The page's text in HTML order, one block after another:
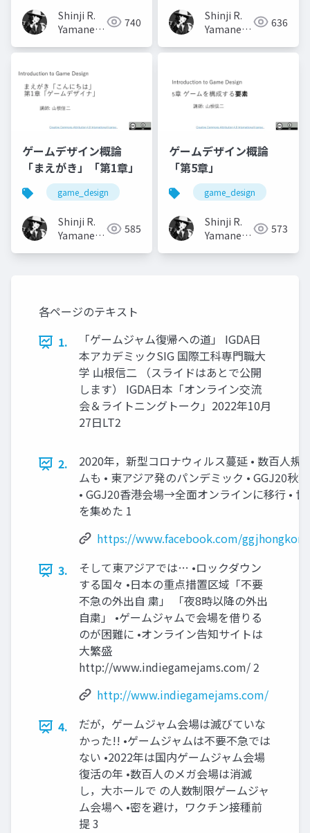
Shinji R.
Yamane
740
Shinji R.
Yamane
636
ゲームデザイン概論
「まえがき」「第1章」
game_design
Shinji R.
Yamane
585
ゲームデザイン概論
「第5章」
game_design
Shinji R.
Yamane
573
各ページのテキスト
1.
「ゲームジャム復帰への道」 IGDA日
本アカデミックSIG 国際工科専門職大
学 山根信二 （スライドはあとで公開
します） IGDA日本「オンライン交流
会＆ライトニングトーク」2022年10月
27日LT2
2.
2020年，新型コロナウィルス蔓延 • 数百人規
ムも • 東アジア発のパンデミック • GGJ20
• GGJ20香港会場→全面オンラインに移行 •
を集めた 1
https://www.facebook.com/
3.
そして東アジアでは… •ロックダウン
する国々 •日本の重点措置区域「不要
不急の外出自 粛」 「夜8時以降の外出
自粛」 •ゲームジャムで会場を借りる
のが困難に •オンライン告知サイトは
大繁盛
http://www.indiegamejams.com/ 2
http://www.indiegamejams.com/
4.
だが，ゲームジャム会場は滅びていな
かった!! •ゲームジャムは不要不急では
ない •2022年は国内ゲームジャム会場
復活の年 •数百人のメガ会場は消滅
し，大ホールで の人数制限ゲームジャ
ム会場へ •密を避け，ワクチン接種前
提 3